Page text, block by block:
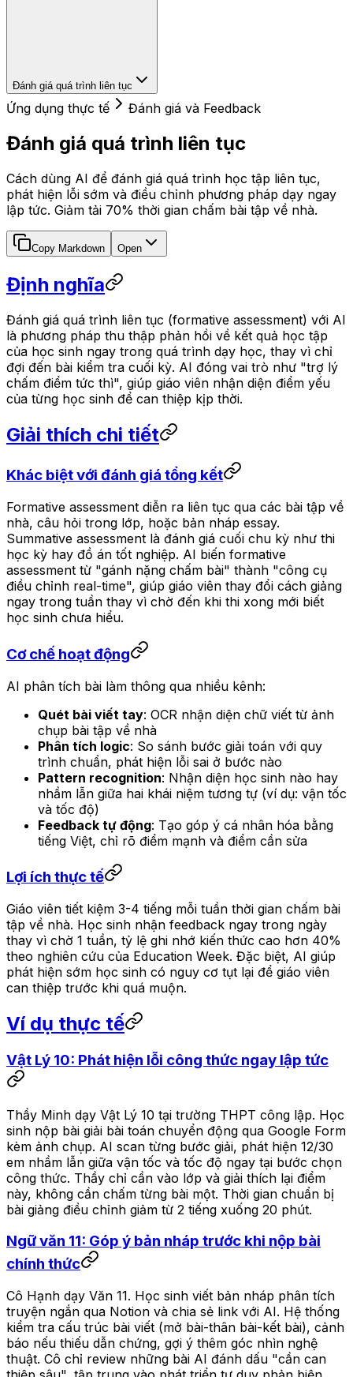
Đánh giá quá trình liên tục
Ứng dụng thực tế Đánh giá và Feedback
Đánh giá quá trình liên tục
Cách dùng AI để đánh giá quá trình học tập liên tục,
phát hiện lỗi sớm và điều chỉnh phương pháp dạy ngay
lập tức. Giảm tải 70% thời gian chấm bài tập về nhà.
Copy Markdown Open
Định nghĩa
Đánh giá quá trình liên tục (formative assessment) với AI
là phương pháp thu thập phản hồi về kết quả học tập
của học sinh ngay trong quá trình dạy học, thay vì chỉ
đợi đến bài kiểm tra cuối kỳ. AI đóng vai trò như "trợ lý
chấm điểm tức thì", giúp giáo viên nhận diện điểm yếu
của từng học sinh để can thiệp kịp thời.
Giải thích chi tiết
Khác biệt với đánh giá tổng kết
Formative assessment diễn ra liên tục qua các bài tập về
nhà, câu hỏi trong lớp, hoặc bản nháp essay.
Summative assessment là đánh giá cuối chu kỳ như thi
học kỳ hay đồ án tốt nghiệp. AI biến formative
assessment từ "gánh nặng chấm bài" thành "công cụ
điều chỉnh real-time", giúp giáo viên thay đổi cách giảng
ngay trong tuần thay vì chờ đến khi thi xong mới biết
học sinh chưa hiểu.
Cơ chế hoạt động
AI phân tích bài làm thông qua nhiều kênh:
Quét bài viết tay: OCR nhận diện chữ viết từ ảnh
chụp bài tập về nhà
Phân tích logic: So sánh bước giải toán với quy
trình chuẩn, phát hiện lỗi sai ở bước nào
Pattern recognition: Nhận diện học sinh nào hay
nhầm lẫn giữa hai khái niệm tương tự (ví dụ: vận tốc
và tốc độ)
Feedback tự động: Tạo góp ý cá nhân hóa bằng
tiếng Việt, chỉ rõ điểm mạnh và điểm cần sửa
Lợi ích thực tế
Giáo viên tiết kiệm 3-4 tiếng mỗi tuần thời gian chấm bài
tập về nhà. Học sinh nhận feedback ngay trong ngày
thay vì chờ 1 tuần, tỷ lệ ghi nhớ kiến thức cao hơn 40%
theo nghiên cứu của Education Week. Đặc biệt, AI giúp
phát hiện sớm học sinh có nguy cơ tụt lại để giáo viên
can thiệp trước khi quá muộn.
Ví dụ thực tế
Vật Lý 10: Phát hiện lỗi công thức ngay lập tức
Thầy Minh dạy Vật Lý 10 tại trường THPT công lập. Học
sinh nộp bài giải bài toán chuyển động qua Google Form
kèm ảnh chụp. AI scan từng bước giải, phát hiện 12/30
em nhầm lẫn giữa vận tốc và tốc độ ngay tại bước chọn
công thức. Thầy chỉ cần vào lớp và giải thích lại điểm
này, không cần chấm từng bài một. Thời gian chuẩn bị
bài giảng điều chỉnh giảm từ 2 tiếng xuống 20 phút.
Ngữ văn 11: Góp ý bản nháp trước khi nộp bài
chính thức
Cô Hạnh dạy Văn 11. Học sinh viết bản nháp phân tích
truyện ngắn qua Notion và chia sẻ link với AI. Hệ thống
kiểm tra cấu trúc bài viết (mở bài-thân bài-kết bài), cảnh
báo nếu thiếu dẫn chứng, gợi ý thêm góc nhìn nghệ
thuật. Cô chỉ review những bài AI đánh dấu "cần can